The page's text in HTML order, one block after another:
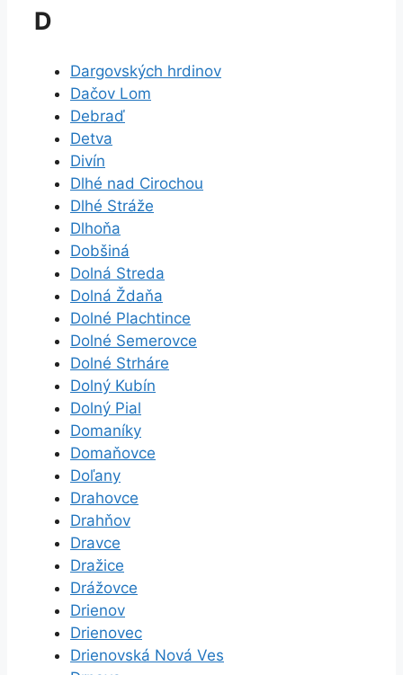
D
Dargovských hrdinov
Dačov Lom
Debraď
Detva
Divín
Dlhé nad Cirochou
Dlhé Stráže
Dlhoňa
Dobšiná
Dolná Streda
Dolná Ždaňa
Dolné Plachtince
Dolné Semerovce
Dolné Strháre
Dolný Kubín
Dolný Pial
Domaníky
Domaňovce
Doľany
Drahovce
Drahňov
Dravce
Dražice
Drážovce
Drienov
Drienovec
Drienovská Nová Ves